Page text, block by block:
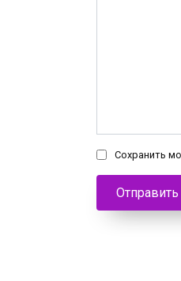
Сохранить